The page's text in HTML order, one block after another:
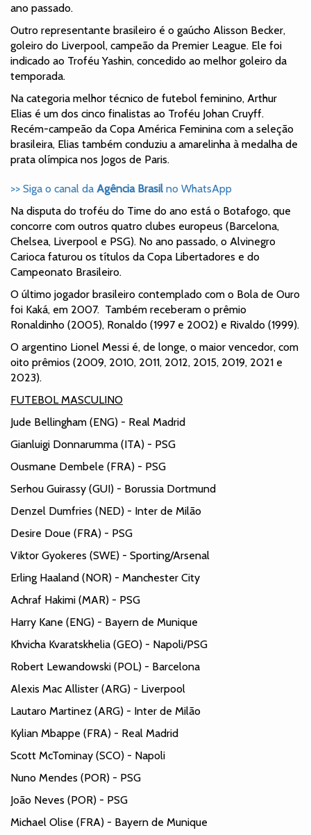
ano passado.
Outro representante brasileiro é o gaúcho Alisson Becker,
goleiro do Liverpool, campeão da Premier League. Ele foi
indicado ao Troféu Yashin, concedido ao melhor goleiro da
temporada.
Na categoria melhor técnico de futebol feminino, Arthur
Elias é um dos cinco finalistas ao Troféu Johan Cruyff.
Recém-campeão da Copa América Feminina com a seleção
brasileira, Elias também conduziu a amarelinha à medalha de
prata olímpica nos Jogos de Paris.
>> Siga o canal da Agência Brasil no WhatsApp
Na disputa do troféu do Time do ano está o Botafogo, que
concorre com outros quatro clubes europeus (Barcelona,
Chelsea, Liverpool e PSG). No ano passado, o Alvinegro
Carioca faturou os títulos da Copa Libertadores e do
Campeonato Brasileiro.
O último jogador brasileiro contemplado com o Bola de Ouro
foi Kaká, em 2007. Também receberam o prêmio
Ronaldinho (2005), Ronaldo (1997 e 2002) e Rivaldo (1999).
O argentino Lionel Messi é, de longe, o maior vencedor, com
oito prêmios (2009, 2010, 2011, 2012, 2015, 2019, 2021 e
2023).
FUTEBOL MASCULINO
Jude Bellingham (ENG) - Real Madrid
Gianluigi Donnarumma (ITA) - PSG
Ousmane Dembele (FRA) - PSG
Serhou Guirassy (GUI) - Borussia Dortmund
Denzel Dumfries (NED) - Inter de Milão
Desire Doue (FRA) - PSG
Viktor Gyokeres (SWE) - Sporting/Arsenal
Erling Haaland (NOR) - Manchester City
Achraf Hakimi (MAR) - PSG
Harry Kane (ENG) - Bayern de Munique
Khvicha Kvaratskhelia (GEO) - Napoli/PSG
Robert Lewandowski (POL) - Barcelona
Alexis Mac Allister (ARG) - Liverpool
Lautaro Martinez (ARG) - Inter de Milão
Kylian Mbappe (FRA) - Real Madrid
Scott McTominay (SCO) - Napoli
Nuno Mendes (POR) - PSG
João Neves (POR) - PSG
Michael Olise (FRA) - Bayern de Munique